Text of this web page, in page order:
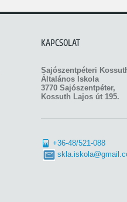
KAPCSOLAT
Sajószentpéteri
Általános Iskola
3770 Sajószentpéter,
Kossuth Lajos út 195.
+36-48/521-088